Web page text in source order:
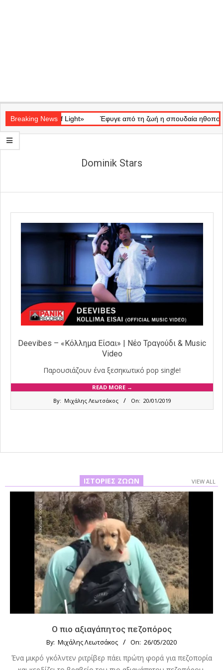
Navigation
Menu
Breaking News
«Ray of Light» Έφυγε από τη ζωή η σπουδαία ηθοποιός
Dominik Stars
Deevibes – «Κόλλημα Είσαι» | Νέο Τραγούδι & Music
Video
Παρουσιάζουν ένα ξεσηκωτικό pop single!
READ MORE →
By: Μιχάλης Λεωτσάκος On: 20/01/2019
ΙΣΤΟΡΊΕΣ ΖΏΩΝ VIEW ALL
Ο πιο αξιαγάπητος πεζοπόρος
By: Μιχάλης Λεωτσάκος On: 26/05/2020
Ένα μικρό γκόλντεν ριτρίβερ πάει πρώτη φορά για πεζοπορία